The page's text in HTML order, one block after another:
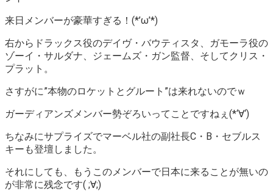
来日メンバーが豪華すぎる！(*’ω’*)
右からドラックス役のデイヴ・バウティスタ、ガモーラ役の
ゾーイ・サルダナ、ジェームズ・ガン監督、そしてクリス・
プラット。
さすがに”本物のロケットとグルート”は来れないのでｗ
ガーディアンズメンバー勢ぞろいってことですねぇ(*‘∀‘)
ちなみにサプライズでマーベル社の副社長C・B・セブルス
キーも登壇しました。
それにしても、もうこのメンバーで日本に来ることが無いの
が非常に残念です( ;∀;)